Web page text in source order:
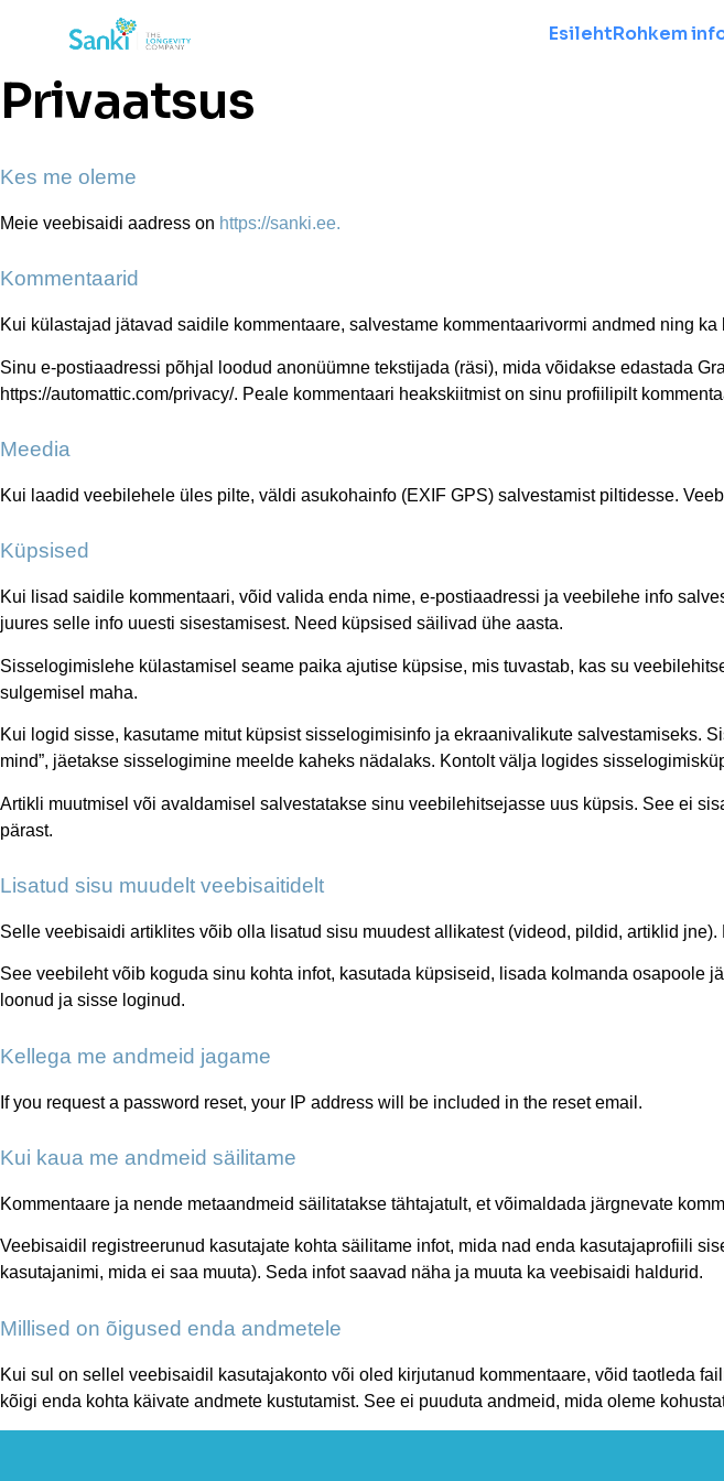
EsilehtRohkem
Privaatsus
Kes me oleme
Meie veebisaidi aadress on https://sanki.ee.
Kommentaarid
Kui külastajad jätavad saidile kommentaare, salvestame kommentaarivormi andmed ning
Sinu e-postiaadressi põhjal loodud anonüümne tekstijada (räsi), mida võidakse edastada
https://automattic.com/privacy/. Peale kommentaari heakskiitmist on sinu profiilipilt
Meedia
Kui laadid veebilehele üles pilte, väldi asukohainfo (EXIF GPS) salvestamist piltidesse.
Küpsised
Kui lisad saidile kommentaari, võid valida enda nime, e-postiaadressi ja veebilehe info
juures selle info uuesti sisestamisest. Need küpsised säilivad ühe aasta.
Sisselogimislehe külastamisel seame paika ajutise küpsise, mis tuvastab, kas su
sulgemisel maha.
Kui logid sisse, kasutame mitut küpsist sisselogimisinfo ja ekraanivalikute salvestamiseks.
mind”, jäetakse sisselogimine meelde kaheks nädalaks. Kontolt välja logides
Artikli muutmisel või avaldamisel salvestatakse sinu veebilehitsejasse uus küpsis. See ei
pärast.
Lisatud sisu muudelt veebisaitidelt
Selle veebisaidi artiklites võib olla lisatud sisu muudest allikatest (videod, pildid, artiklid
See veebileht võib koguda sinu kohta infot, kasutada küpsiseid, lisada kolmanda
loonud ja sisse loginud.
Kellega me andmeid jagame
If you request a password reset, your IP address will be included in the reset email.
Kui kaua me andmeid säilitame
Kommentaare ja nende metaandmeid säilitatakse tähtajatult, et võimaldada järgnevate
Veebisaidil registreerunud kasutajate kohta säilitame infot, mida nad enda kasutajaprofiili
kasutajanimi, mida ei saa muuta). Seda infot saavad näha ja muuta ka veebisaidi haldurid.
Millised on õigused enda andmetele
Kui sul on sellel veebisaidil kasutajakonto või oled kirjutanud kommentaare, võid taotleda
kõigi enda kohta käivate andmete kustutamist. See ei puuduta andmeid, mida oleme